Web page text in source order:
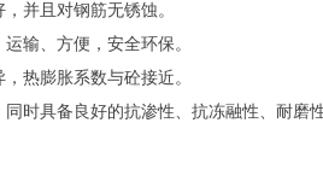
并且对钢筋无锈蚀。
输、方便，安全环保。
热膨胀系数与砼接近。
时具备良好的抗渗性、抗冻融性、耐磨